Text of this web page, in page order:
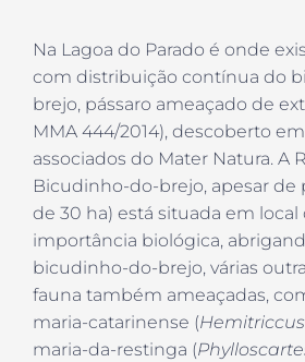
Na Lagoa do Parado é onde
com distribuição contínua do
brejo, pássaro ameaçado de
MMA 444/2014), descoberto
associados do Mater Natura. A
Bicudinho-do-brejo, apesar de
de 30 ha) está situada em
importância biológica,
bicudinho-do-brejo, várias
fauna também ameaçadas,
maria-catarinense (
maria-da-restinga (